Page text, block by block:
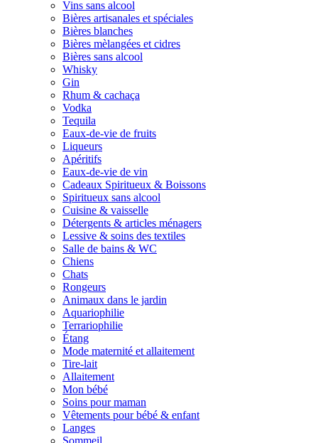
Vins sans alcool
Bières artisanales et spéciales
Bières blanches
Bières mèlangées et cidres
Bières sans alcool
Whisky
Gin
Rhum & cachaça
Vodka
Tequila
Eaux-de-vie de fruits
Liqueurs
Apéritifs
Eaux-de-vie de vin
Cadeaux Spiritueux & Boissons
Spiritueux sans alcool
Cuisine & vaisselle
Détergents & articles ménagers
Lessive & soins des textiles
Salle de bains & WC
Chiens
Chats
Rongeurs
Animaux dans le jardin
Aquariophilie
Terrariophilie
Étang
Mode maternité et allaitement
Tire-lait
Allaitement
Mon bébé
Soins pour maman
Vêtements pour bébé & enfant
Langes
Sommeil